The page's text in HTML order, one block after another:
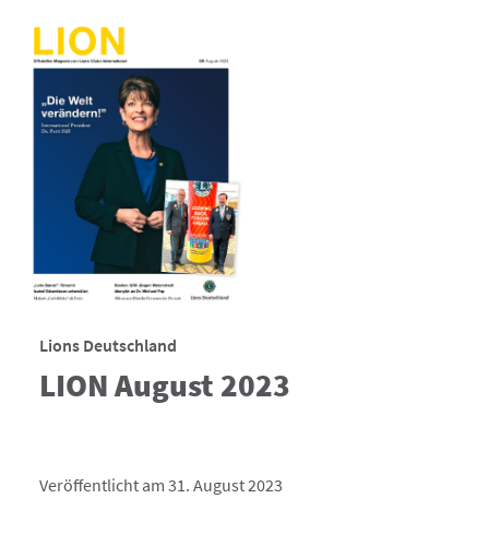
Lions Deutschland
LION August 2023
Veröffentlicht am 31. August 2023